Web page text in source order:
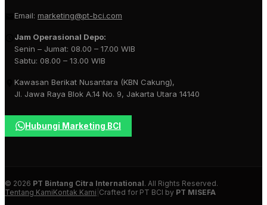
Email: marketing@pt-bci.com
Jam Operasional Depo:
Senin – Jumat: 08.00 – 17.00 WIB
Sabtu: 08.00 – 13.00 WIB
Kawasan Berikat Nusantara (KBN Cakung),
Jl. Jawa Raya Blok A.14 No. 9, Jakarta Utara 14140
Hubungi Marketing BCI
© 2026 PT Bintang Citra International. All Rights Reserved.
Tentang KamiKontak Kami Crafted for PT BCI by PT MISEFA